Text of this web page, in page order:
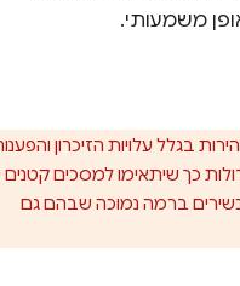
משמעותי.
עלויות הזיכרון והפענוח
כך שיתאימו למסכים קטנים יותר
ברמה נמוכה שבהם גם